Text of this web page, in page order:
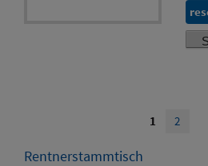
1 2
Rentnerstammtisch